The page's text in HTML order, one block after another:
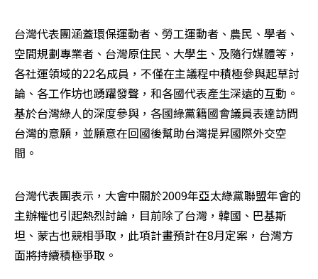
台灣代表團涵蓋環保運動者、勞工運動者、農民、學者、
空間規劃專業者、台灣原住民、大學生、及隨行媒體等，
各社運領域的22名成員，不僅在主議程中積極參與起草討
論、各工作坊也踴躍發聲，和各國代表產生深遠的互動。
基於台灣綠人的深度參與，各國綠黨籍國會議員表達訪問
台灣的意願，並願意在回國後幫助台灣提昇國際外交空
間。
台灣代表團表示，大會中關於2009年亞太綠黨聯盟年會的
主辦權也引起熱烈討論，目前除了台灣，韓國、巴基斯
坦、蒙古也競相爭取，此項計畫預計在8月定案，台灣方
面將持續積極爭取。